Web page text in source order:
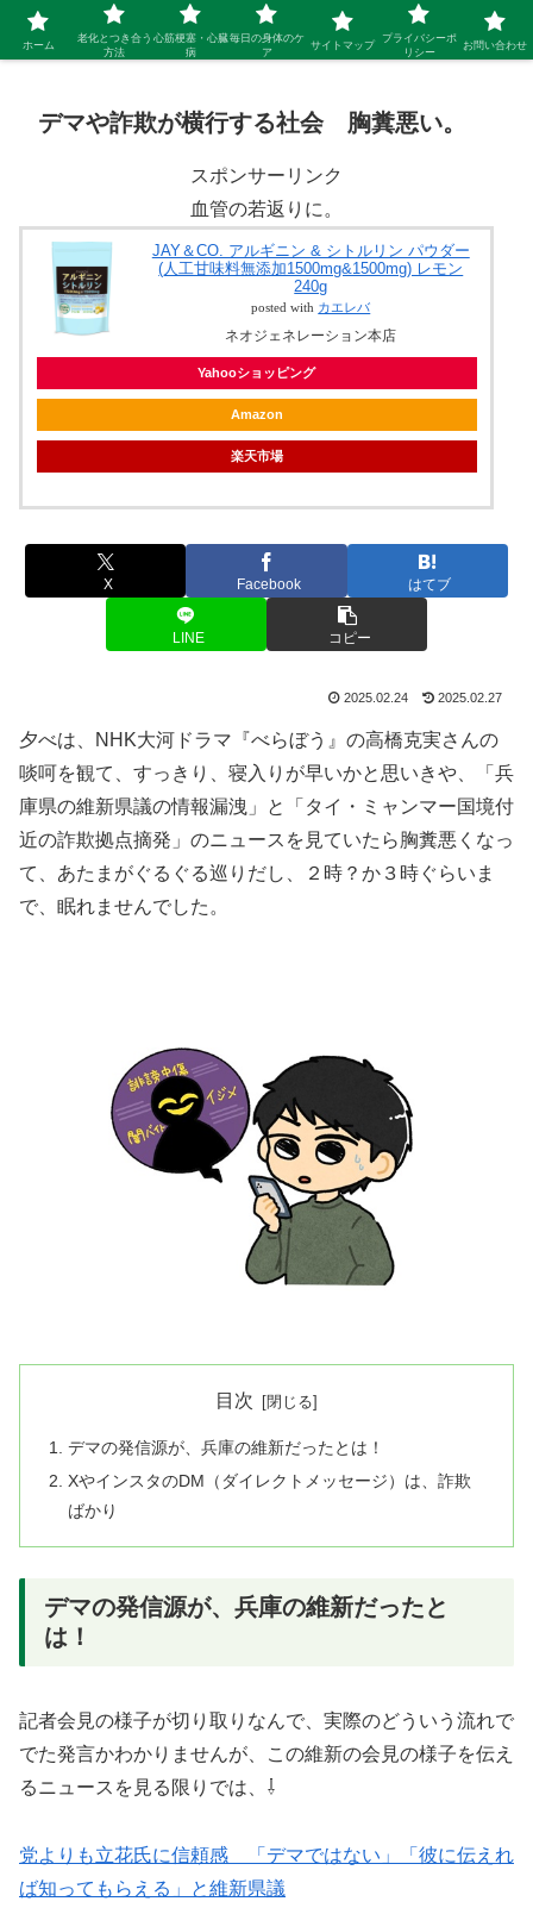
シニア 新しい人生を開拓するブログ
デマや詐欺が横行する社会 胸糞悪い。
スポンサーリンク
血管の若返りに。
JAY＆CO. アルギニン & シトルリン パウダー
(人工甘味料無添加1500mg&1500mg) レモン
240g
posted with カエレバ
ネオジェネレーション本店
Yahooショッピング
Amazon
楽天市場
X Facebook はてブ
LINE コピー
2025.02.24 2025.02.27
夕べは、NHK大河ドラマ『べらぼう』の高橋克実さんの
啖呵を観て、すっきり、寝入りが早いかと思いきや、「兵
庫県の維新県議の情報漏洩」と「タイ・ミャンマー国境付
近の詐欺拠点摘発」のニュースを見ていたら胸糞悪くなっ
て、あたまがぐるぐる巡りだし、２時？か３時ぐらいま
で、眠れませんでした。
目次
デマの発信源が、兵庫の維新だったとは！
XやインスタのDM（ダイレクトメッセージ）は、詐欺
ばかり
デマの発信源が、兵庫の維新だったと
は！
記者会見の様子が切り取りなんで、実際のどういう流れで
でた発言かわかりませんが、この維新の会見の様子を伝え
るニュースを見る限りでは、⇩
党よりも立花氏に信頼感 「デマではない」「彼に伝えれ
ば知ってもらえる」と維新県議
ホーム
老化とつき合う
方法
心筋梗塞・心臓
病
毎日の身体のケ
ア
サイトマップ
プライバシーポ
リシー
お問い合わせ